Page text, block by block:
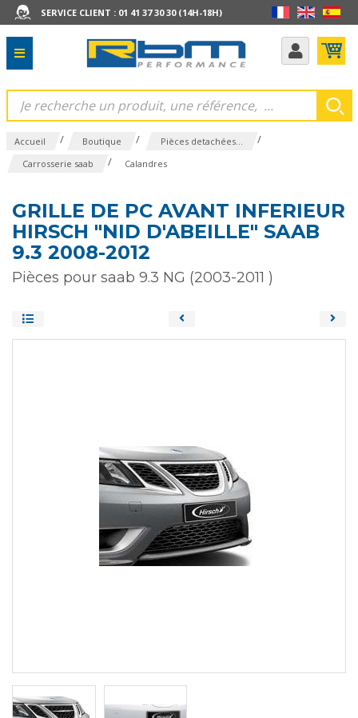
SERVICE CLIENT : 01 41 37 30 30 (14H-18H)
Accueil / Boutique / Pièces detachées... /
Carrosserie saab / Calandres
GRILLE DE PC AVANT INFERIEUR
HIRSCH "NID D'ABEILLE" SAAB
9.3 2008-2012
Pièces pour saab 9.3 NG (2003-2011 )